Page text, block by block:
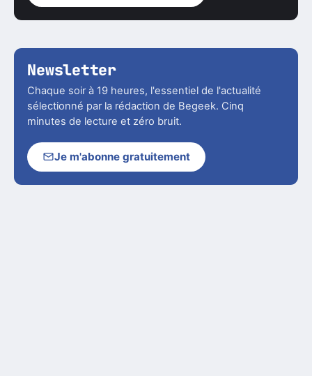
Newsletter
Chaque soir à 19 heures, l'essentiel de l'actualité
sélectionné par la rédaction de Begeek. Cinq
minutes de lecture et zéro bruit.
Je m'abonne gratuitement